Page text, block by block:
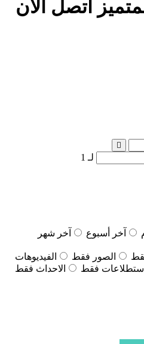
لـ 1
آخر أسبوع
آخر شهر
الصور فقط
الفيديوهات
إستطلاعات فقط الاحداث فقط